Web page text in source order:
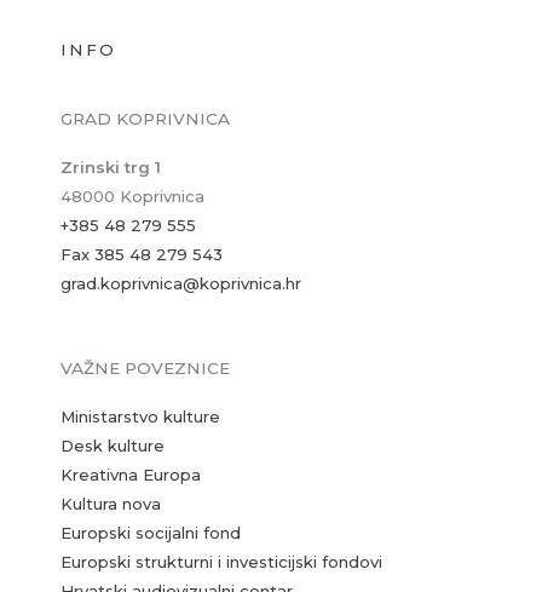
INFO
GRAD KOPRIVNICA
Zrinski trg 1
48000 Koprivnica
+385 48 279 555
Fax 385 48 279 543
grad.koprivnica@koprivnica.hr
VAŽNE POVEZNICE
Ministarstvo kulture
Desk kulture
Kreativna Europa
Kultura nova
Europski socijalni fond
Europski strukturni i investicijski fondovi